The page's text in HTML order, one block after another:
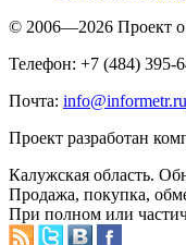
© 2006—2026 Проект
Телефон: +7 (484) 395-
Почта: info@informetr.ru
Проект разработан
Калужская область.
Продажа, покупка,
При полном или